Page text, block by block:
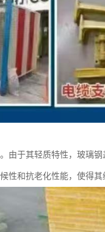
由于其轻质特性，玻璃
性和抗老化性能，使得其